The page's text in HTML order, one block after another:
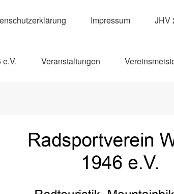
Impressum JHV
e.V. Veranstaltungen